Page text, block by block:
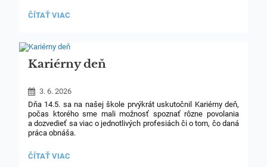
ISIC/EURO<26
ŠKOLSKÝ
ROK:
ČÍTAŤ VIAC
Kariérny deň
3. 6. 2026
Dňa 14.5. sa na našej škole prvýkrát uskutočnil Kariérny deň,
počas ktorého sme mali možnosť spoznať rôzne povolania
a dozvedieť sa viac o jednotlivých profesiách či o tom, čo daná
práca obnáša.
Do školy sme pozvali deväť hostí, ktorí nám porozprávali
o svojej práci a ukázali nám, že každé povolanie je svojím
KARIÉRNY
ČÍTAŤ VIAC